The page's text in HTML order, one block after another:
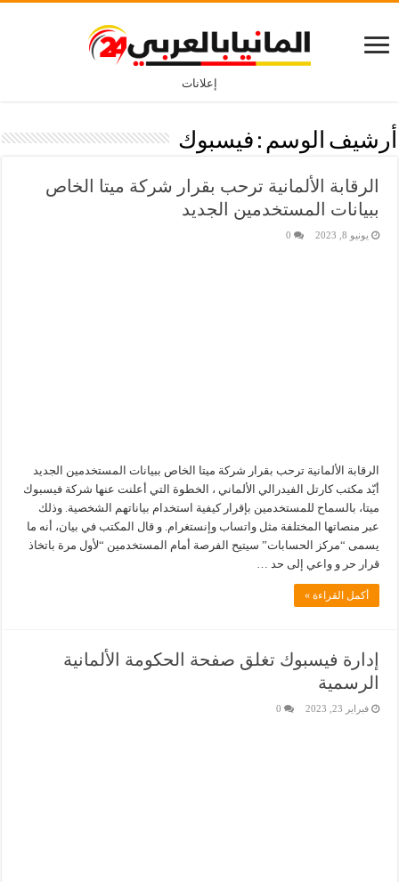
إعلانات
أرشيف الوسم : فيسبوك
الرقابة الألمانية ترحب بقرار شركة ميتا الخاص
ببيانات المستخدمين الجديد
يونيو 8, 2023 0
الرقابة الألمانية ترحب بقرار شركة ميتا الخاص ببيانات المستخدمين الجديد
أيّد مكتب كارتل الفيدرالي الألماني ، الخطوة التي أعلنت عنها شركة فيسبوك
ميتا، بالسماح للمستخدمين بإقرار كيفية استخدام بياناتهم الشخصية. وذلك
عبر منصاتها المختلفة مثل واتساب وإنستغرام. و قال المكتب في بيان، أنه ما
يسمى “مركز الحسابات” سيتيح الفرصة أمام المستخدمين “لأول مرة باتخاذ
قرار حر و واعي إلى حد …
أكمل القراءة »
إدارة فيسبوك تغلق صفحة الحكومة الألمانية
الرسمية
فبراير 23, 2023 0